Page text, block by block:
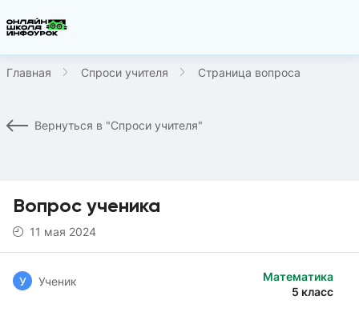
Главная Спроси учителя Страница вопроса
Вернуться в "Спроси учителя"
Вопрос ученика
11 мая 2024
Математика
5 класс
У Ученик